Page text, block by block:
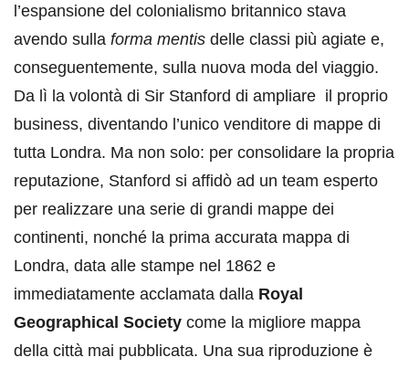
l’espansione del colonialismo britannico stava
avendo sulla forma mentis delle classi più agiate e,
conseguentemente, sulla nuova moda del viaggio.
Da lì la volontà di Sir Stanford di ampliare il proprio
business, diventando l’unico venditore di mappe di
tutta Londra. Ma non solo: per consolidare la propria
reputazione, Stanford si affidò ad un team esperto
per realizzare una serie di grandi mappe dei
continenti, nonché la prima accurata mappa di
Londra, data alle stampe nel 1862 e
immediatamente acclamata dalla Royal
Geographical Society come la migliore mappa
della città mai pubblicata. Una sua riproduzione è